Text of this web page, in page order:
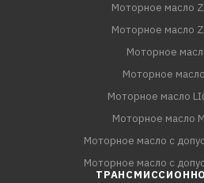
Моторное масло
Моторное масло
Моторное
Моторное
Моторное масло
Моторное масло
Моторное масло с
Моторное масло с